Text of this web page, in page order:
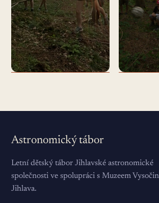
Astronomický tábor
Letní dětský tábor Jihlavské astronomické
společnosti ve spolupráci s Muzeem
Jihlava.